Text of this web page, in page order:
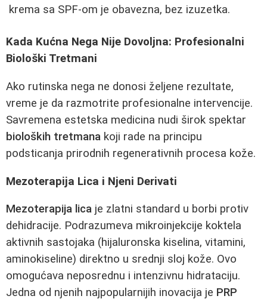
krema sa SPF-om je obavezna, bez izuzetka.
Kada Kućna Nega Nije Dovoljna: Profesionalni
Biološki Tretmani
Ako rutinska nega ne donosi željene rezultate,
vreme je da razmotrite profesionalne intervencije.
Savremena estetska medicina nudi širok spektar
bioloških tretmana koji rade na principu
podsticanja prirodnih regenerativnih procesa kože.
Mezoterapija Lica i Njeni Derivati
Mezoterapija lica je zlatni standard u borbi protiv
dehidracije. Podrazumeva mikroinjekcije koktela
aktivnih sastojaka (hijaluronska kiselina, vitamini,
aminokiseline) direktno u srednji sloj kože. Ovo
omogućava neposrednu i intenzivnu hidrataciju.
Jedna od njenih najpopularnijih inovacija je PRP